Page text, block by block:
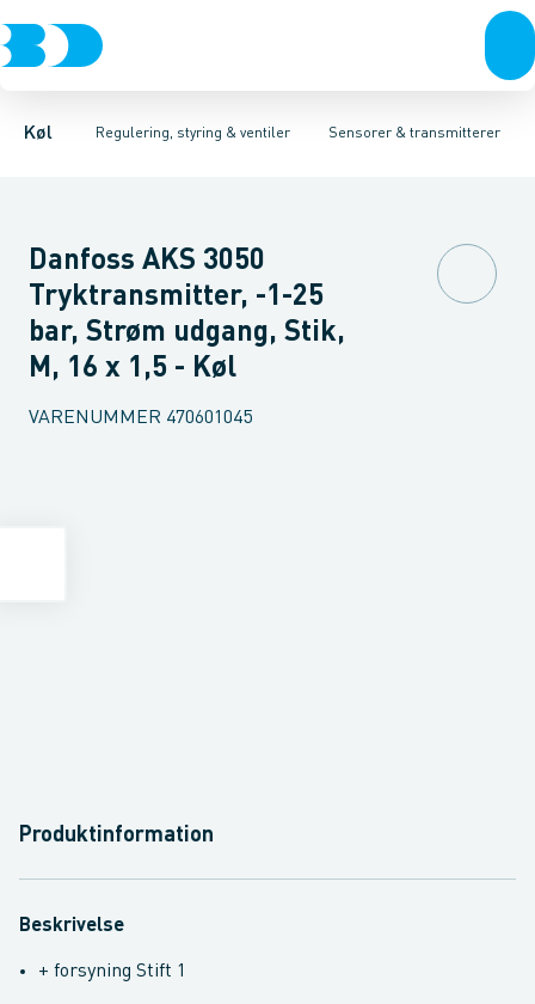
Køl Regulering, styring & ventiler
KompressorerKondenseringsaggregaterFordampere
Sensorer & transmitterer
Pressostater & termostaterSensorer & transmitterer
Temperaturfølere Tryktransmitterer Testventiler
Danfoss AKS 3050
Tryktransmitter, -1-25
bar, Strøm udgang, Stik,
M, 16 x 1,5 - Køl
VARENUMMER 470601045
Produktinformation
Beskrivelse
+ forsyning Stift 1